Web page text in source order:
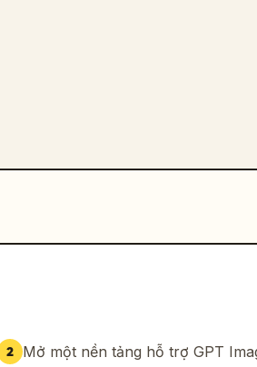
2 Mở một nền tảng hỗ trợ GPT